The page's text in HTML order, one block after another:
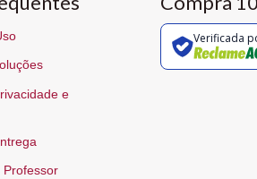
e
Professor
Verificada